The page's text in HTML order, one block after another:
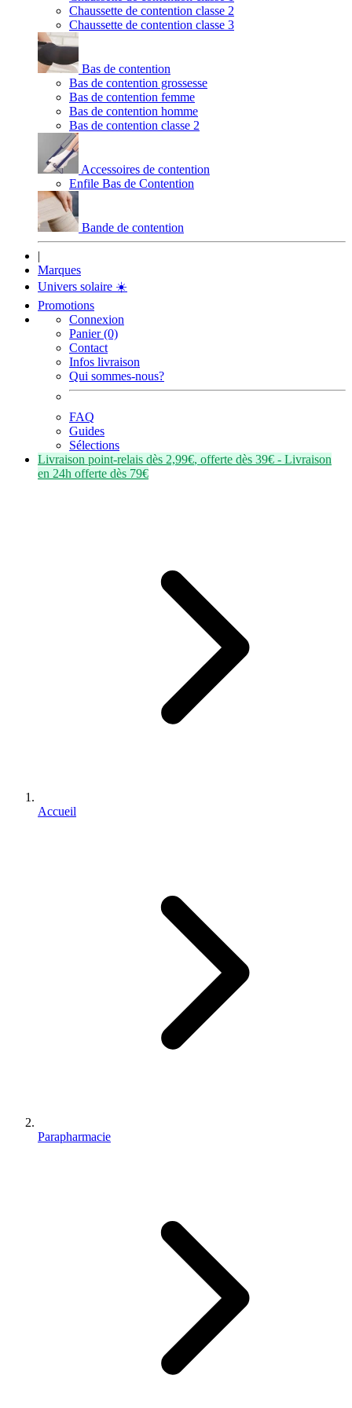
Chaussette de contention classe 2
Chaussette de contention classe 3
Bas de contention
Bas de contention grossesse
Bas de contention femme
Bas de contention homme
Bas de contention classe 2
Accessoires de contention
Enfile Bas de Contention
Bande de contention
|
Marques
Univers solaire ☀️
Promotions
Connexion
Panier (0)
Contact
Infos livraison
Qui sommes-nous?
FAQ
Guides
Sélections
Livraison point-relais dès 2,99€, offerte dès 39€ - Livraison
en 24h offerte dès 79€
Accueil
Parapharmacie